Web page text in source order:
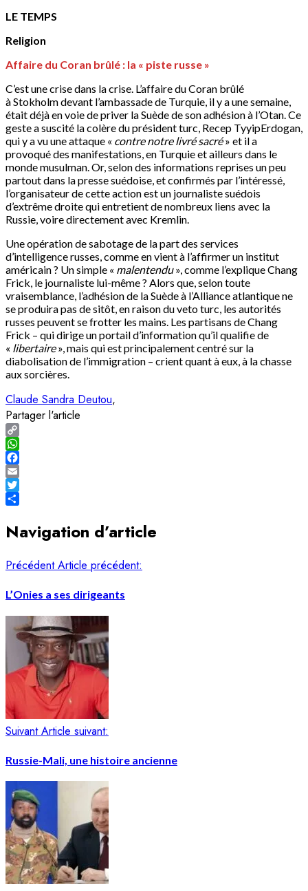
LE TEMPS
Religion
Affaire du Coran brûlé : la « piste russe »
C’est une crise dans la crise. L’affaire du Coran brûlé
à Stokholm devant l’ambassade de Turquie, il y a une semaine,
était déjà en voie de priver la Suède de son adhésion à l’Otan. Ce
geste a suscité la colère du président turc, Recep TyyipErdogan,
qui y a vu une attaque « contre notre livré sacré» et il a
provoqué des manifestations, en Turquie et ailleurs dans le
monde musulman. Or, selon des informations reprises un peu
partout dans la presse suédoise, et confirmés par l’intéressé,
l’organisateur de cette action est un journaliste suédois
d’extrême droite qui entretient de nombreux liens avec la
Russie, voire directement avec Kremlin.
Une opération de sabotage de la part des services
d’intelligence russes, comme en vient à l’affirmer un institut
américain ? Un simple « malentendu», comme l’explique Chang
Frick, le journaliste lui-même ? Alors que, selon toute
vraisemblance, l’adhésion de la Suède à l’Alliance atlantique ne
se produira pas de sitôt, en raison du veto turc, les autorités
russes peuvent se frotter les mains. Les partisans de Chang
Frick – qui dirige un portail d’information qu’il qualifie de
« libertaire», mais qui est principalement centré sur la
diabolisation de l’immigration – crient quant à eux, à la chasse
aux sorcières.
Claude Sandra Deutou
Partager l'article
Copy
Link
WhatsApp
Facebook
Email
Twitter
Navigation d’article
Précédent Article précédent:
L’Onies a ses dirigeants
Suivant Article suivant:
Russie-Mali, une histoire ancienne